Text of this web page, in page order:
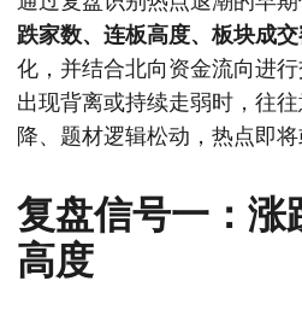
跌家数、连板高度、板块成
化，并结合北向资金流向进
出现背离或持续走弱时，往
降、题材逻辑松动，热点即将
复盘信号一：涨
高度